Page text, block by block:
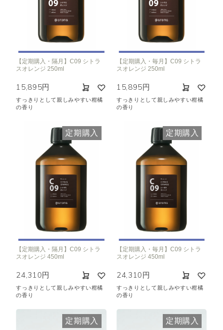
【定期購入・隔月】C09 シトラ
スオレンジ 250ml
15,895円
すっきりとして親しみやすい柑橘
の香り
【定期購入・毎月】C09 シトラ
スオレンジ 250ml
15,895円
すっきりとして親しみやすい柑橘
の香り
定期購入
【定期購入・隔月】C09 シトラ
スオレンジ 450ml
24,310円
すっきりとして親しみやすい柑橘
の香り
定期購入
【定期購入・毎月】C09 シトラ
スオレンジ 450ml
24,310円
すっきりとして親しみやすい柑橘
の香り
定期購入 定期購入